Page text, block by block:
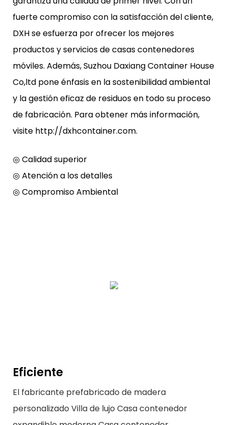
fuerte compromiso con la satisfacción del cliente,
DXH se esfuerza por ofrecer los mejores
productos y servicios de casas contenedores
móviles. Además, Suzhou Daxiang Container House
Co,ltd pone énfasis en la sostenibilidad ambiental
y la gestión eficaz de residuos en todo su proceso
de fabricación. Para obtener más información,
visite http://dxhcontainer.com.
◎ Calidad superior
◎ Atención a los detalles
◎ Compromiso Ambiental
Eficiente
El fabricante prefabricado de madera
personalizado Villa de lujo Casa contenedor